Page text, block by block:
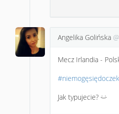
Angelika Golińska
Mecz Irlandia -
Jak typujecie? :)